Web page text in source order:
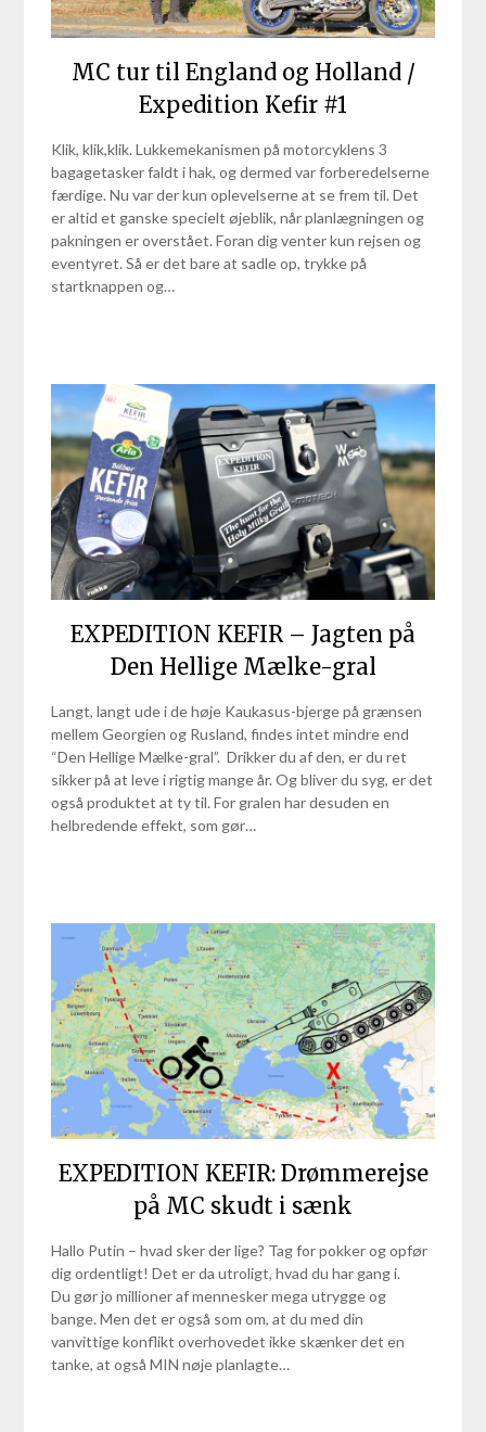
MC tur til England og Holland /
Expedition Kefir #1
Klik, klik,klik. Lukkemekanismen på motorcyklens 3
bagagetasker faldt i hak, og dermed var forberedelserne
færdige. Nu var der kun oplevelserne at se frem til. Det
er altid et ganske specielt øjeblik, når planlægningen og
pakningen er overstået. Foran dig venter kun rejsen og
eventyret. Så er det bare at sadle op, trykke på
startknappen og…
EXPEDITION KEFIR – Jagten på
Den Hellige Mælke-gral
Langt, langt ude i de høje Kaukasus-bjerge på grænsen
mellem Georgien og Rusland, findes intet mindre end
“Den Hellige Mælke-gral”. Drikker du af den, er du ret
sikker på at leve i rigtig mange år. Og bliver du syg, er det
også produktet at ty til. For gralen har desuden en
helbredende effekt, som gør…
EXPEDITION KEFIR: Drømmerejse
på MC skudt i sænk
Hallo Putin – hvad sker der lige? Tag for pokker og opfør
dig ordentligt! Det er da utroligt, hvad du har gang i.
Du gør jo millioner af mennesker mega utrygge og
bange. Men det er også som om, at du med din
vanvittige konflikt overhovedet ikke skænker det en
tanke, at også MIN nøje planlagte…